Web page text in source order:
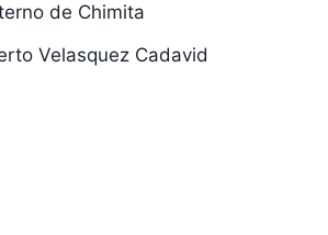
de Chimita
Velasquez Cadavid